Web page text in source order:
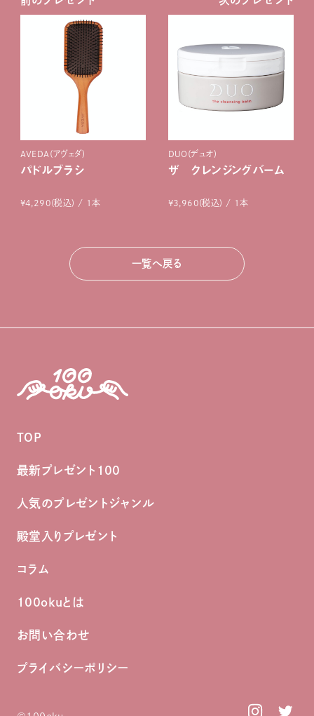
AVEDA(アヴェダ)
パドルブラシ
¥4,290(税込) / 1本
DUO(デュオ)
ザ クレンジングバーム
¥3,960(税込) / 1本
一覧へ戻る
TOP
最新プレゼント100
人気のプレゼントジャンル
殿堂入りプレゼント
コラム
100okuとは
お問い合わせ
プライバシーポリシー